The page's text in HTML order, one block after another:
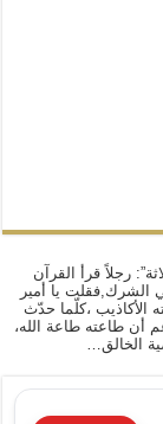
رجلاً قرأ القرآن
الشرك,فقلت يا أمير
الأكاذيب ،كلّما حدّث
أن طاعته طاعة الله،
الخالق…